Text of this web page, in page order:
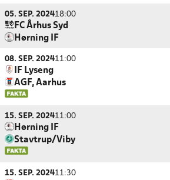
05. SEP. 202418:00
FC Århus Syd
Hørning IF
08. SEP. 202411:00
IF Lyseng
AGF, Aarhus
15. SEP. 202411:00
Hørning IF
Stavtrup/Viby
15. SEP. 202411:30